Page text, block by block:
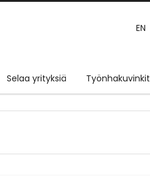
EN
Selaa yrityksiä Työnhakuvinkit